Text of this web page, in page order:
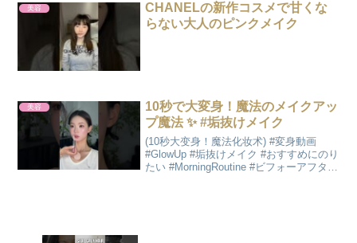
美容
CHANELの新作コスメで甘くな
らない大人のピンクメイク
美容
10秒で大変身！魔法のメイクアッ
プ魔法 ✨ #垢抜けメイク
(10秒大变身！魔法化妆术) #変身動画
#GlowUp #垢抜けメイク #おすすめにのり
たい #MorningRoutine #ビフォーアフター